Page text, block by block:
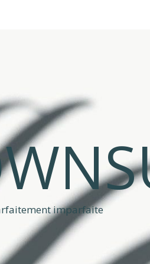
imparfaite